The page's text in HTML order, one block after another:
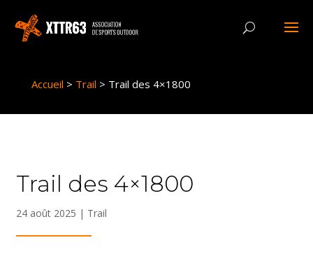
Accueil > Trail > Trail des 4×1800
Trail des 4×1800
24 août 2025 | Trail